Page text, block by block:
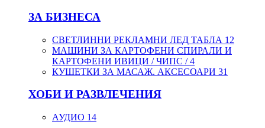
ЗА БИЗНЕСА
СВЕТЛИННИ РЕКЛАМНИ ЛЕД ТАБЛА 12
МАШИНИ ЗА КАРТОФЕНИ СПИРАЛИ И
КАРТОФЕНИ ИВИЦИ / ЧИПС /4
КУШЕТКИ ЗА МАСАЖ. АКСЕСОАРИ 31
ХОБИ И РАЗВЛЕЧЕНИЯ
АУДИО 14